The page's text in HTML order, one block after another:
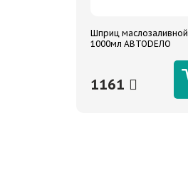
Шприц маслозаливной
1000мл АВТОDЕЛО
1161